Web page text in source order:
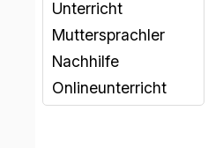
Link consigliati per
ripetizioni e lezioni
private.
parlanti nativi
Lezioni private